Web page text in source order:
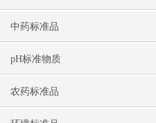
中药标准品
pH标准物质
农药标准品